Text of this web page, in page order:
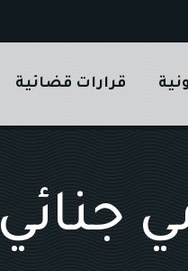
قرارات قضائية
جنائي